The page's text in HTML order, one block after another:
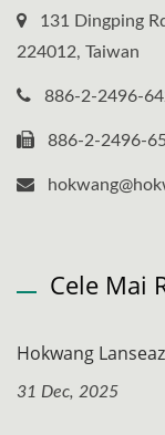
131 Dingping
224012, Taiwan
886-2-2496-
886-2-2496-
Cele Mai
Hokwang
31 Dec, 2025